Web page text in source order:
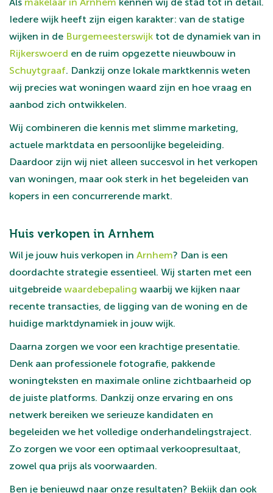
Iedere wijk heeft zijn eigen karakter: van de statige
wijken in de Burgemeesterswijk tot de dynamiek van in
Rijkerswoerd en de ruim opgezette nieuwbouw in
Schuytgraaf. Dankzij onze lokale marktkennis weten
wij precies wat woningen waard zijn en hoe vraag en
aanbod zich ontwikkelen.
Wij combineren die kennis met slimme marketing,
actuele marktdata en persoonlijke begeleiding.
Daardoor zijn wij niet alleen succesvol in het verkopen
van woningen, maar ook sterk in het begeleiden van
kopers in een concurrerende markt.
Huis verkopen in Arnhem
Wil je jouw huis verkopen in Arnhem? Dan is een
doordachte strategie essentieel. Wij starten met een
uitgebreide waardebepaling waarbij we kijken naar
recente transacties, de ligging van de woning en de
huidige marktdynamiek in jouw wijk.
Daarna zorgen we voor een krachtige presentatie.
Denk aan professionele fotografie, pakkende
woningteksten en maximale online zichtbaarheid op
de juiste platforms. Dankzij onze ervaring en ons
netwerk bereiken we serieuze kandidaten en
begeleiden we het volledige onderhandelingstraject.
Zo zorgen we voor een optimaal verkoopresultaat,
zowel qua prijs als voorwaarden.
Ben je benieuwd naar onze resultaten? Bekijk dan ook